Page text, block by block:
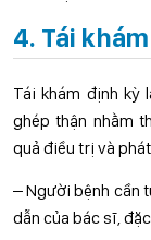
4. Tái
Tái khám định kỳ
ghép thận nhằm
quả điều trị và
– Người bệnh cần
dẫn của bác sĩ,